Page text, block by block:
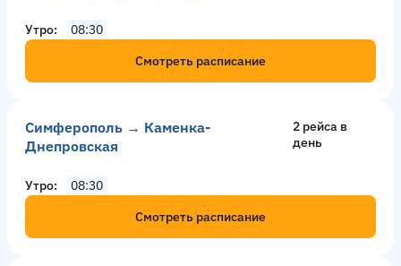
Утро
08:30
Смотреть расписание
Симферополь → Каменка-
Днепровская
2 рейсa в
день
Утро
08:30
Смотреть расписание